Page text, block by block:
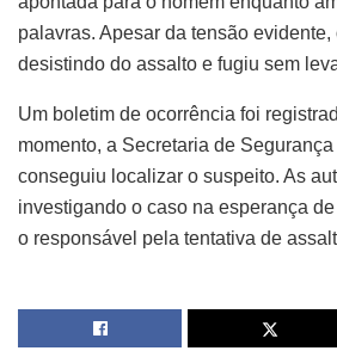
palavras. Apesar da tensão
desistindo do assalto e fugiu sem
Um boletim de ocorrência foi
momento, a Secretaria de
conseguiu localizar o suspeito. As
investigando o caso na esperança
o responsável pela tentativa de